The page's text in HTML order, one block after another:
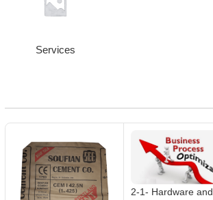
چاپ لارج فرمت
Services
2-1- Hardware and